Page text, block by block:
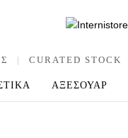
| CURATED STOCK
ΑΞΕΣΟΥΑΡ